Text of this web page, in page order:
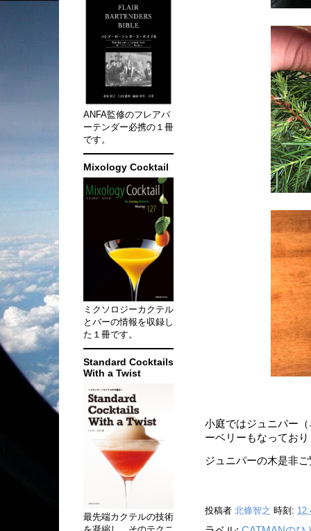
小庭ではジュニパー
ーベリーもなってお
ジュニパーの木是非
投稿者 北條智之 時刻:
ANFA監修のフレアバ
ーテンダー必携の１冊
です。
Mixology Cocktail
ミクソロジーカクテル
とバーの情報を収録し
た１冊です。
Standard Cocktails
With a Twist
最先端カクテルの技術